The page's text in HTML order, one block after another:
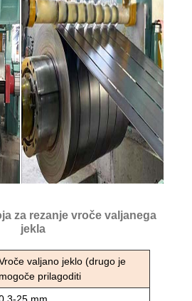
za rezanje vroče valjanega
jekla
valjano jeklo (drugo je
mogoče prilagoditi
25 mm